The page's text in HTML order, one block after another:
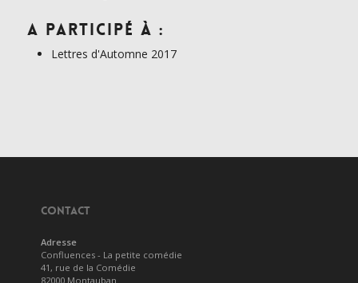
A participé à :
Lettres d'Automne 2017
CONTACT
Adresse
Confluences - La petite comédie
41, rue de la Comédie
82000 Montauban